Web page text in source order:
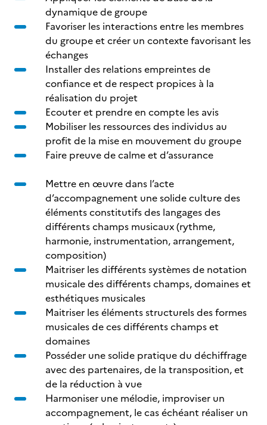
dynamique de groupe
Favoriser les interactions entre les membres
du groupe et créer un contexte favorisant les
échanges
Installer des relations empreintes de
confiance et de respect propices à la
réalisation du projet
Ecouter et prendre en compte les avis
Mobiliser les ressources des individus au
profit de la mise en mouvement du groupe
Faire preuve de calme et d’assurance
Mettre en œuvre dans l’acte
d’accompagnement une solide culture des
éléments constitutifs des langages des
différents champs musicaux (rythme,
harmonie, instrumentation, arrangement,
composition)
Maitriser les différents systèmes de notation
musicale des différents champs, domaines et
esthétiques musicales
Maitriser les éléments structurels des formes
musicales de ces différents champs et
domaines
Posséder une solide pratique du déchiffrage
avec des partenaires, de la transposition, et
de la réduction à vue
Harmoniser une mélodie, improviser un
accompagnement, le cas échéant réaliser un